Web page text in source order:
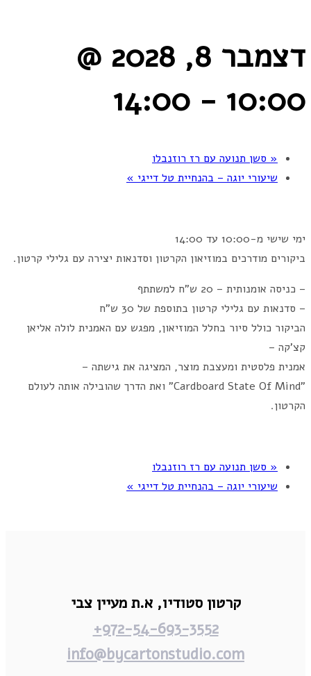
דצמבר 8, 2028 @
10:00
-
14:00
« סשן תנועה עם רז רוזנבלו
שיעורי יוגה – בהנחיית טל דייגי »
ימי שישי מ-10:00 עד 14:00
ביקורים מודרכים במוזיאון הקרטון וסדנאות יצירה עם גלילי קרטון.
– כניסה אומנותית – 20 ש"ח למשתתף
– סדנאות עם גלילי קרטון בתוספת של 30 ש"ח
הביקור כולל סיור בחלל המוזיאון, מפגש עם האמנית לולה אליאן
קצ'קה –
אמנית פלסטית ומעצבת מוצר, המציגה את גישתה –
"Cardboard State Of Mind" ואת הדרך שהובילה אותה לעולם
הקרטון.
« סשן תנועה עם רז רוזנבלו
שיעורי יוגה – בהנחיית טל דייגי »
קרטון סטודיו,א.ת מעיין צבי
972-54-693-3552+
info@bycartonstudio.com